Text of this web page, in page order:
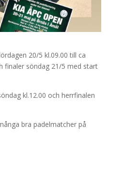
20/5 kl.09.00 till ca
finaler söndag 21/5 med start
kl.12.00 och herrfinalen
bra padelmatcher på